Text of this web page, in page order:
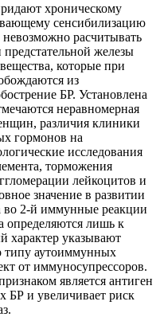
хроническому
сенсибилизацию
невозможно расчитывать
железы
которые при
из
БР. Установлена
неравномерная
различия клиники
гормонов на
исследования
торможения
лейкоцитов и
значение в развитии
2-й иммунные реакции
определяются лишь к
характер указывают
типу аутоиммунных
от иммуносупрессоров.
является антиген
БР и увеличивает риск